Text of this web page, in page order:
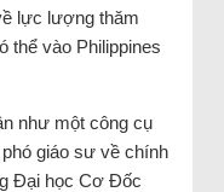
lực lượng thăm
thể vào Philippines
như một công cụ
giáo sư về chính
Đại học Cơ Đốc